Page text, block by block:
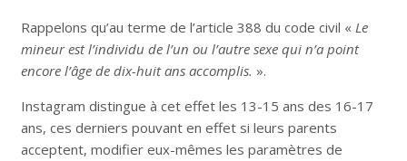
Rappelons qu’au terme de l’article 388 du code civil « Le
mineur est l’individu de l’un ou l’autre sexe qui n’a point
encore l’âge de dix-huit ans accomplis. ».
Instagram distingue à cet effet les 13-15 ans des 16-17
ans, ces derniers pouvant en effet si leurs parents
acceptent, modifier eux-mêmes les paramètres de